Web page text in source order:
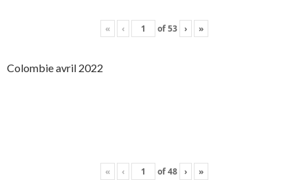
« ‹ of53 › »
Colombie avril 2022
« ‹ of48 › »